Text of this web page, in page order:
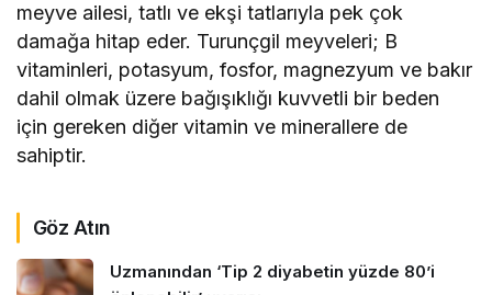
meyve ailesi, tatlı ve ekşi tatlarıyla pek çok
damağa hitap eder. Turunçgil meyveleri; B
vitaminleri, potasyum, fosfor, magnezyum ve bakır
dahil olmak üzere bağışıklığı kuvvetli bir beden
için gereken diğer vitamin ve minerallere de
sahiptir.
Göz Atın
Uzmanından ‘Tip 2 diyabetin yüzde 80’i